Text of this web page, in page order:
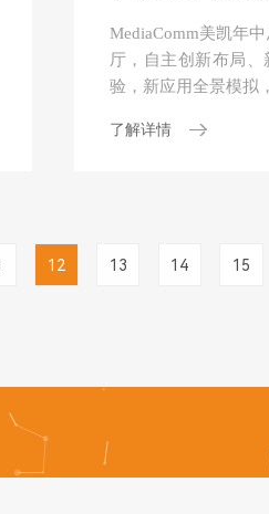
MediaComm美凯年
厅，自主创新布局
验，新应用全景模拟
了解详情
12 13 14 15